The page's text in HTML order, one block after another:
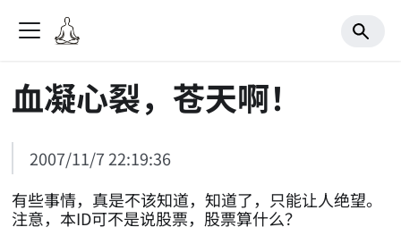
血凝心裂，苍天啊！
2007/11/7 22:19:36
有些事情，真是不该知道，知道了，只能让人绝望。
注意，本ID可不是说股票，股票算什么？